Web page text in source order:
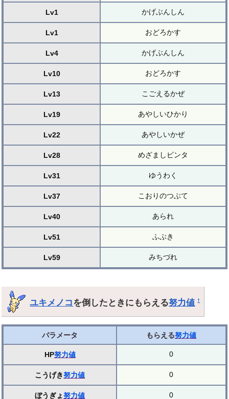
Lv1 かげぶんしん
Lv1 おどろかす
Lv4 かげぶんしん
Lv10 おどろかす
Lv13 こごえるかぜ
Lv19 あやしいひかり
Lv22 あやしいかぜ
Lv28 めざましビンタ
Lv31 ゆうわく
Lv37 こおりのつぶて
Lv40 あられ
Lv51 ふぶき
Lv59 みちづれ
ユキメノコを倒したときにもらえる努力値 †
パラメータ もらえる努力値
HP努力値 0
こうげき努力値 0
ぼうぎょ努力値 0